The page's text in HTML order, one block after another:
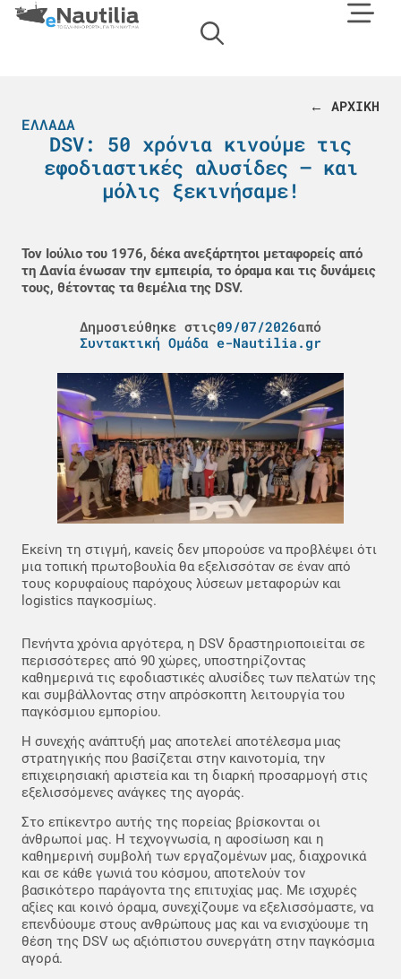
← ΑΡΧΙΚΗ
ΕΛΛΆΔΑ
DSV: 50 χρόνια κινούμε τις
εφοδιαστικές αλυσίδες – και
μόλις ξεκινήσαμε!
Τον Ιούλιο του 1976, δέκα ανεξάρτητοι μεταφορείς από
τη Δανία ένωσαν την εμπειρία, το όραμα και τις δυνάμεις
τους, θέτοντας τα θεμέλια της DSV.
Δημοσιεύθηκε στις09/07/2026από
Συντακτική Ομάδα e-Nautilia.gr
Εκείνη τη στιγμή, κανείς δεν μπορούσε να προβλέψει ότι
μια τοπική πρωτοβουλία θα εξελισσόταν σε έναν από
τους κορυφαίους παρόχους λύσεων μεταφορών και
logistics παγκοσμίως.
Πενήντα χρόνια αργότερα, η DSV δραστηριοποιείται σε
περισσότερες από 90 χώρες, υποστηρίζοντας
καθημερινά τις εφοδιαστικές αλυσίδες των πελατών της
και συμβάλλοντας στην απρόσκοπτη λειτουργία του
παγκόσμιου εμπορίου.
Η συνεχής ανάπτυξή μας αποτελεί αποτέλεσμα μιας
στρατηγικής που βασίζεται στην καινοτομία, την
επιχειρησιακή αριστεία και τη διαρκή προσαρμογή στις
εξελισσόμενες ανάγκες της αγοράς.
Στο επίκεντρο αυτής της πορείας βρίσκονται οι
άνθρωποί μας. Η τεχνογνωσία, η αφοσίωση και η
καθημερινή συμβολή των εργαζομένων μας, διαχρονικά
και σε κάθε γωνιά του κόσμου, αποτελούν τον
βασικότερο παράγοντα της επιτυχίας μας. Με ισχυρές
αξίες και κοινό όραμα, συνεχίζουμε να εξελισσόμαστε, να
επενδύουμε στους ανθρώπους μας και να ενισχύουμε τη
θέση της DSV ως αξιόπιστου συνεργάτη στην παγκόσμια
αγορά.